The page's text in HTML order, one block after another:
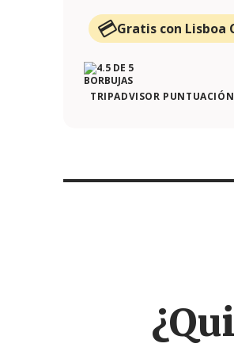
Gratis con Lisboa
TRIPADVISOR